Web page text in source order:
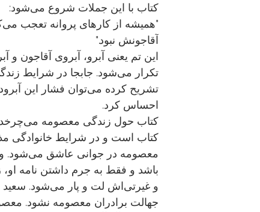
کتاب با اين جملات شروع مى‌شود:
"هميشه از کارهاى پروانه تعجب
آقاجونش نبود."
اين تم يعنى آبرو، آبروى آقاجون و
تکرار مى‌شود. جابجا در شرايط
تشريح کرده مى‌توان فشار اين
احساس کرد.
کتاب حول زندگى معصومه
کتاب است و در شرايط خانوادگى‌
معصومه در جوانى عاشق مى‌شود.
باشد و فقط به جرم داشتن نامه
و غيرتى‌اش لت و پار مى‌شود.
جهالت برادران معصومه نشود.